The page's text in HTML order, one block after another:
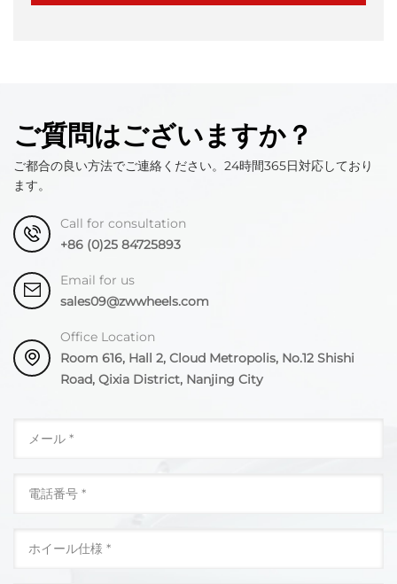
ご質問はございますか？
ご都合の良い方法でご連絡ください。24時間365日対応しており
ます。
Call for consultation
+86 (0)25 84725893
Email for us
sales09@zwwheels.com
Office Location
Room 616, Hall 2, Cloud Metropolis, No.12 Shishi
Road, Qixia District, Nanjing City